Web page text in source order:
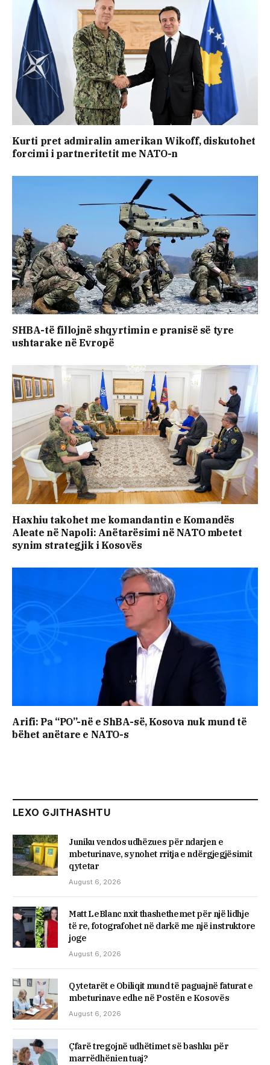
Kurti pret admiralin amerikan Wikoff, diskutohet
forcimi i partneritetit me NATO-n
SHBA-të fillojnë shqyrtimin e pranisë së tyre
ushtarake në Evropë
Haxhiu takohet me komandantin e Komandës
Aleate në Napoli: Anëtarësimi në NATO mbetet
synim strategjik i Kosovës
Arifi: Pa “PO”-në e ShBA-së, Kosova nuk mund të
bëhet anëtare e NATO-s
LEXO GJITHASHTU
Juniku vendos udhëzues për ndarjen e
mbeturinave, synohet rritja e ndërgjegjësimit
qytetar
August 6, 2026
Matt LeBlanc nxit thashethemet për një lidhje
të re, fotografohet në darkë me një instruktore
joge
August 6, 2026
Qytetarët e Obiliqit mund të paguajnë faturat e
mbeturinave edhe në Postën e Kosovës
August 6, 2026
Çfarë tregojnë udhëtimet së bashku për
marrëdhënien tuaj?